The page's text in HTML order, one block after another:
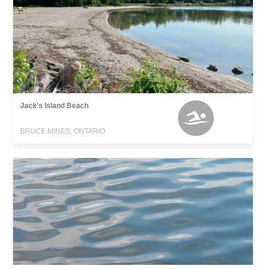
Jack's Island Beach
BRUCE MINES, ONTARIO